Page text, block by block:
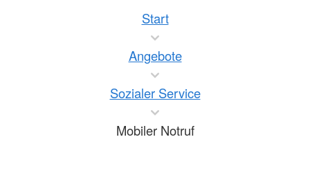
Start
Angebote
Sozialer Service
Mobiler Notruf